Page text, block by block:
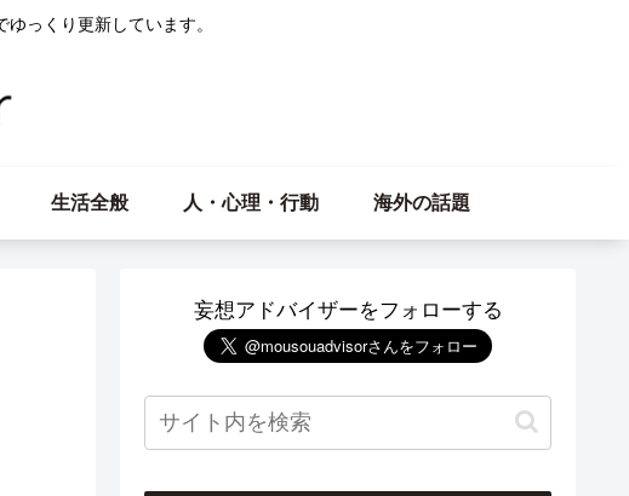
っくり更新しています。
生活全般 人・心理・行動 海外の話題
妄想アドバイザーをフォローする